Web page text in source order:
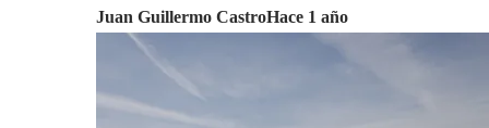
Juan Guillermo CastroHace 1 año